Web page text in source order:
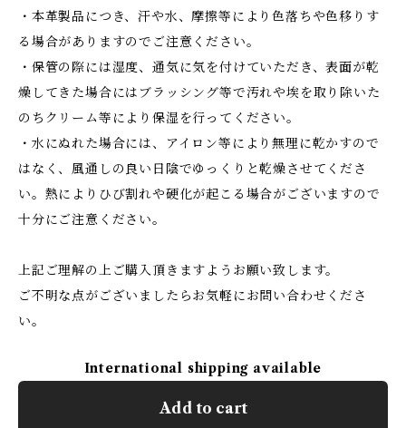
・本革製品につき、汗や水、摩擦等により色落ちや色移りす
る場合がありますのでご注意ください。
・保管の際には湿度、通気に気を付けていただき、表面が乾
燥してきた場合にはブラッシング等で汚れや埃を取り除いた
のちクリーム等により保湿を行ってください。
・水にぬれた場合には、アイロン等により無理に乾かすので
はなく、風通しの良い日陰でゆっくりと乾燥させてくださ
い。熱によりひび割れや硬化が起こる場合がございますので
十分にご注意ください。
上記ご理解の上ご購入頂きますようお願い致します。
ご不明な点がございましたらお気軽にお問い合わせくださ
い。
International shipping available
Add to cart